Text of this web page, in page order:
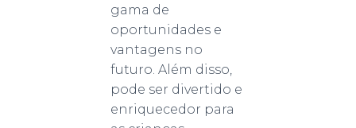
gama de
oportunidades e
vantagens no
futuro. Além disso,
pode ser divertido e
enriquecedor para